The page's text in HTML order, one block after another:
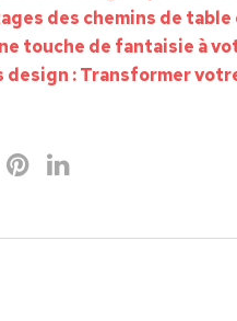
des chemins de
touche de fantaisie à
design : Transformer